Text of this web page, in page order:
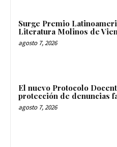
Surge Premio
Literatura Molinos de
agosto 7, 2026
El nuevo Protocolo
protección de denuncias
agosto 7, 2026